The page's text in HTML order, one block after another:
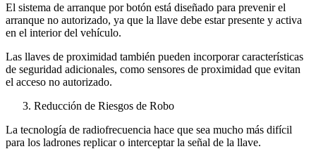
El sistema de arranque por botón está diseñado para prevenir el
arranque no autorizado, ya que la llave debe estar presente y activa
en el interior del vehículo.
Las llaves de proximidad también pueden incorporar características
de seguridad adicionales, como sensores de proximidad que evitan
el acceso no autorizado.
Reducción de Riesgos de Robo
La tecnología de radiofrecuencia hace que sea mucho más difícil
para los ladrones replicar o interceptar la señal de la llave.